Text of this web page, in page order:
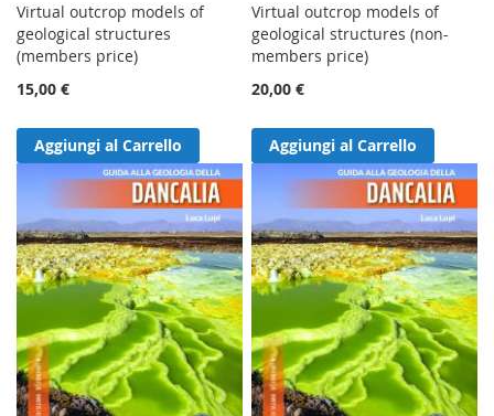
Virtual outcrop models of
geological structures
(members price)
15,00 €
Aggiungi al Carrello
Virtual outcrop models of
geological structures (non-
members price)
20,00 €
Aggiungi al Carrello